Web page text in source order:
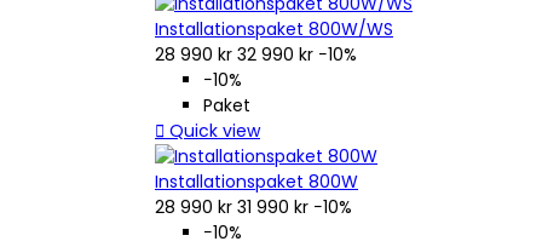
Installationspaket 800W/WS
28 990 kr 32 990 kr −10%
−10%
Paket
 Quick view
Installationspaket 800W
28 990 kr 31 990 kr −10%
−10%